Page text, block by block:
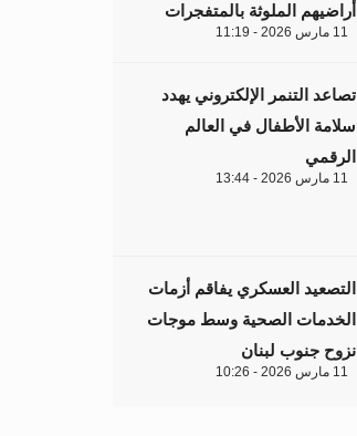
أراضيهم الملوثة بالمتفجرات
11 مارس 2026 - 11:19
تصاعد التنمر الإلكتروني يهدد
سلامة الأطفال في العالم
الرقمي
11 مارس 2026 - 13:44
التصعيد العسكري يفاقم أزمات
الخدمات الصحية وسط موجات
نزوح جنوب لبنان
11 مارس 2026 - 10:26